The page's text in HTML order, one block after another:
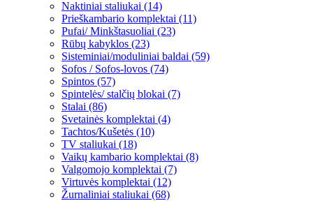
Naktiniai staliukai (14)
Prieškambario komplektai (11)
Pufai/ Minkštasuoliai (23)
Rūbų kabyklos (23)
Sisteminiai/moduliniai baldai (59)
Sofos / Sofos-lovos (74)
Spintos (57)
Spintelės/ stalčių blokai (7)
Stalai (86)
Svetainės komplektai (4)
Tachtos/Kušetės (10)
TV staliukai (18)
Vaikų kambario komplektai (8)
Valgomojo komplektai (7)
Virtuvės komplektai (12)
Žurnaliniai staliukai (68)